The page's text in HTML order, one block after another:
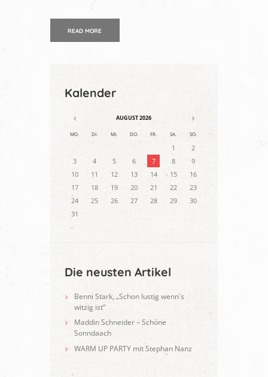
READ MORE
Kalender
AUGUST2026
MO. DI. MI. DO. FR. SA. SO.
1
2
3
4 5 6 7 8
9
10
11 12 13 14 15
16
17
18 19 20 21 22
23
24
25 26 27 28 29
30
31
Die neusten Artikel
Benni Stark, „Schon lustig wenn`s
witzig ist“
Maddin Schneider – Schöne
Sonndaach
WARM UP PARTY mit Stephan Nanz